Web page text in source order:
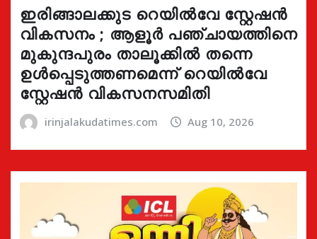
ഇരിങ്ങാലക്കുട റെയിൽവേ സ്റ്റേഷൻ
വികസനം ; ആളൂർ പഞ്ചായത്തിനെ
മുകുന്ദപുരം താലൂക്കിൽ തന്നെ
ഉൾപ്പെടുത്തണമെന്ന് റെയിൽവേ
സ്റ്റേഷൻ വികസനസമിതി
irinjalakudatimes.com Aug 10, 2026